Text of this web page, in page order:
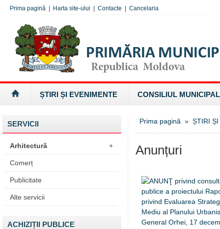
Prima pagină Harta site-ului Contacte Cancelaria
ȘTIRI ȘI EVENIMENTE CONSILIUL MUNICIPAL
SERVICII
Arhitectură +
Comerț
Publicitate
Alte servicii
ACHIZIȚII PUBLICE
Prima pagină » ȘTIRI
Anunțuri